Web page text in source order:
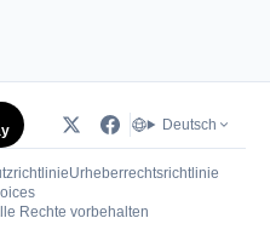
Deutsch
Urheberrechtsrichtlinie
(öffnet in neuem Tab)
Rechte vorbehalten